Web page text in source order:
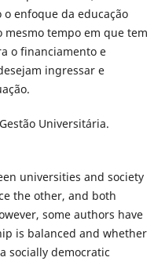
enfoque da educação
tempo em que tem
o financiamento e
ingressar e
Universitária.
universities and society
the other, and both
some authors have
is balanced and whether
socially democratic